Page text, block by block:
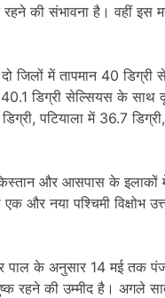
की संभावना है। वहीं इस
जिलों में तापमान 40
40.1 डिग्री सेल्सियस के
पटियाला में 36.7
और आसपास के
और नया पश्चिमी विक्षोभ
पाल के अनुसार 14 मई तक
रहने की उम्मीद है। अगले